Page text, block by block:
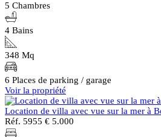
5 Chambres
4 Bains
348 Mq
6 Places de parking / garage
Voir la propriété
Location de villa avec vue sur la mer à
Réf. 5955 € 5.000